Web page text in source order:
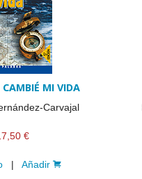
CAMBIÉ MI VIDA
Carvajal
€
| Añadir